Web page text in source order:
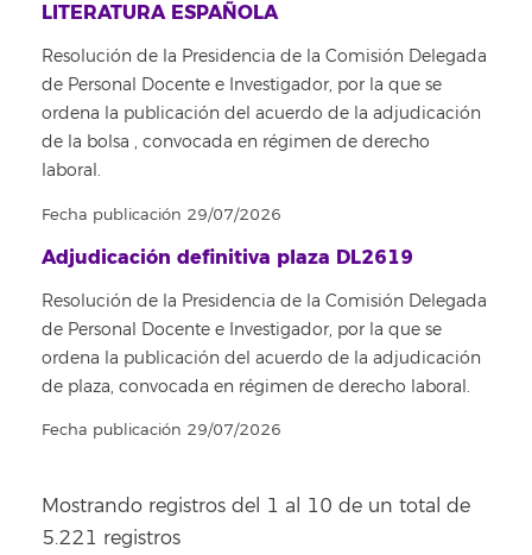
LITERATURA ESPAÑOLA
Resolución de la Presidencia de la Comisión Delegada
de Personal Docente e Investigador, por la que se
ordena la publicación del acuerdo de la adjudicación
de la bolsa , convocada en régimen de derecho
laboral.
Fecha publicación 29/07/2026
Adjudicación definitiva plaza DL2619
Resolución de la Presidencia de la Comisión Delegada
de Personal Docente e Investigador, por la que se
ordena la publicación del acuerdo de la adjudicación
de plaza, convocada en régimen de derecho laboral.
Fecha publicación 29/07/2026
Mostrando registros del 1 al 10 de un total de
5.221 registros